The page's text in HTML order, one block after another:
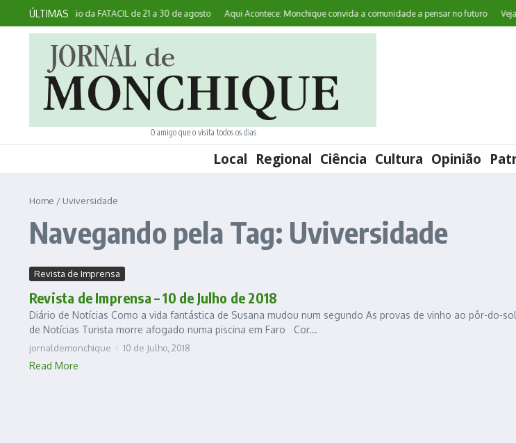
Ir para o conteúdo
ÚLTIMAS
45ª edição da FATACIL de 21 a 30 de agosto Aqui Acontece: Monchique convida a comunidade a pensar no futuro Veja
O amigo que o visita todos os dias
Local Regional Ciência Cultura Opinião
Home / Uviversidade
Navegando pela Tag: Uviversidade
Revista de Imprensa
Revista de Imprensa – 10 de Julho de 2018
Diário de Notícias Como a vida fantástica de Susana mudou num segundo As provas de vinho ao pôr-do-
de Notícias Turista morre afogado numa piscina em Faro Cor...
jornaldemonchique 10 de Julho, 2018
Read More